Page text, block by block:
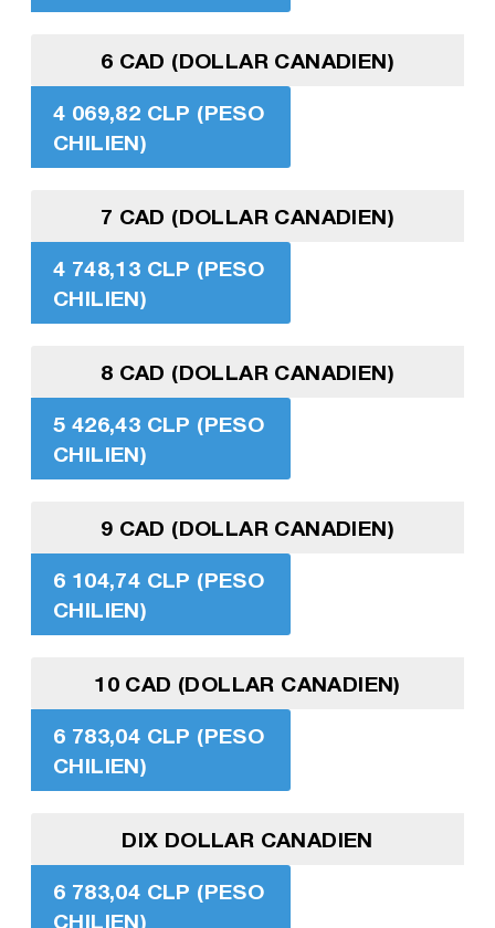
6 CAD (DOLLAR CANADIEN)
4 069,82 CLP (PESO
CHILIEN)
7 CAD (DOLLAR CANADIEN)
4 748,13 CLP (PESO
CHILIEN)
8 CAD (DOLLAR CANADIEN)
5 426,43 CLP (PESO
CHILIEN)
9 CAD (DOLLAR CANADIEN)
6 104,74 CLP (PESO
CHILIEN)
10 CAD (DOLLAR CANADIEN)
6 783,04 CLP (PESO
CHILIEN)
DIX DOLLAR CANADIEN
6 783,04 CLP (PESO
CHILIEN)